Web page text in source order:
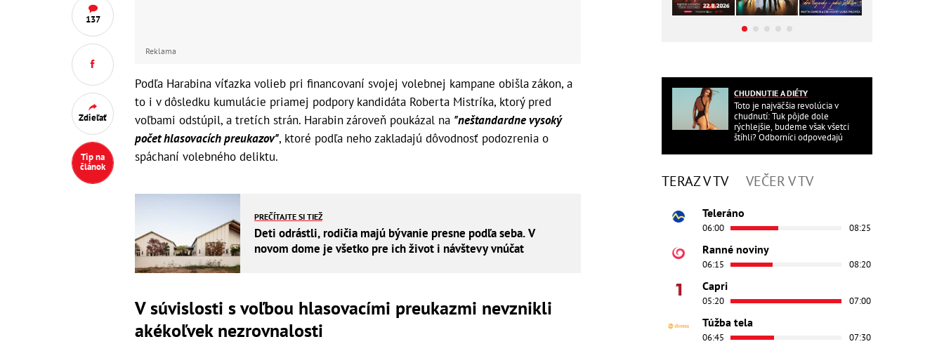
137
Zdieľať
Tip na
článok
Reklama
Podľa Harabina víťazka volieb pri financovaní svojej volebnej kampane obišla zákon, a
to i v dôsledku kumulácie priamej podpory kandidáta Roberta Mistríka, ktorý pred
voľbami odstúpil, a tretích strán. Harabin zároveň poukázal na "neštandardne vysoký
počet hlasovacích preukazov", ktoré podľa neho zakladajú dôvodnosť podozrenia o
spáchaní volebného deliktu.
PREČÍTAJTE SI TIEŽ
Deti odrástli, rodičia majú bývanie presne podľa seba. V
novom dome je všetko pre ich život i návštevy vnúčat
V súvislosti s voľbou hlasovacími preukazmi nevznikli
akékoľvek nezrovnalosti
CHUDNUTIE A DIÉTY
Toto je najväčšia revolúcia v
chudnutí: Tuk pôjde dole
rýchlejšie, budeme však všetci
štíhli? Odborníci odpovedajú
TERAZ V TV VEČER V TV
Teleráno
06:00 08:25
Ranné noviny
06:15 08:20
Capri
05:20 07:00
Túžba tela
06:45 07:30